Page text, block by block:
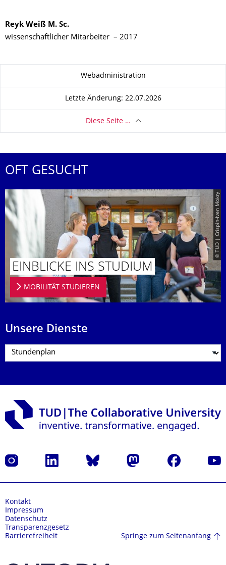
Reyk Weiß M. Sc.
wissenschaftlicher Mitarbeiter – 2017
Webadministration
Letzte Änderung: 22.07.2026
Diese Seite …
OFT GESUCHT
© TUD | Crispin-Iven Mokry
EINBLICKE INS STUDIUM
MOBILITÄT STUDIEREN
Unsere Dienste
Instagram LinkedIn Bluesky Mastodon Facebook
Kontakt
Impressum
Datenschutz
Transparenzgesetz
Barrierefreiheit
Springe zum Seitenanfang